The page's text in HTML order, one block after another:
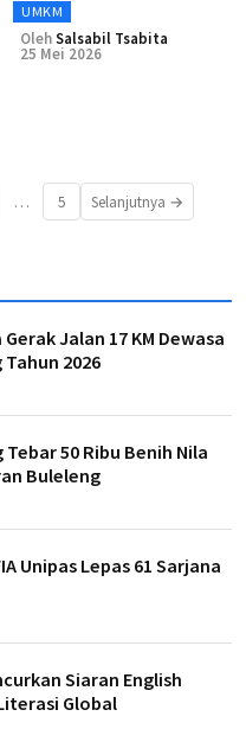
UMKM
OlehSalsabil Tsabita
25 Mei 2026
… 5 Selanjutnya →
Jalan 17 KM Dewasa
2026
50 Ribu Benih Nila
Buleleng
Unipas Lepas 61 Sarjana
Siaran English
Global